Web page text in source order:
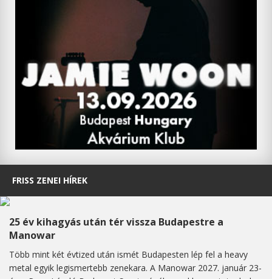
FRISS ZENEI HÍREK
25 év kihagyás után tér vissza Budapestre a
Manowar
Több mint két évtized után ismét Budapesten lép fel a heavy
metal egyik legismertebb zenekara. A Manowar 2027. január 23-